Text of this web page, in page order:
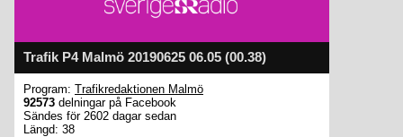
Trafik P4 Malmö 20190625 06.05 (00.38)
Program: Trafikredaktionen Malmö
92573 delningar på Facebook
Sändes för 2602 dagar sedan
Längd: 38